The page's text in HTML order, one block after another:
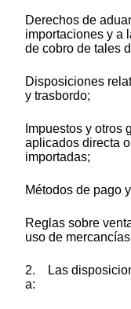
Derechos de
importaciones y a
de cobro de tales
Disposiciones
y trasbordo;
Impuestos y otros
aplicados directa
importadas;
Métodos de pago
Reglas sobre
uso de
2. Las
a: